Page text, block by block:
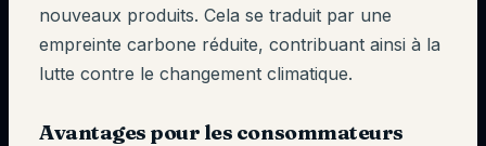
nouveaux produits. Cela se traduit par une
empreinte carbone réduite, contribuant ainsi à la
lutte contre le changement climatique.
Avantages pour les consommateurs